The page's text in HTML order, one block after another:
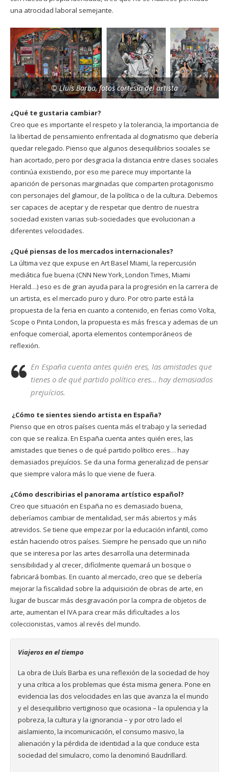
una atrocidad laboral semejante.
© Lluís Barba, fotos cortesía del artista
¿Qué te gustaria cambiar?
Creo que es importante el respeto y la tolerancia, la importancia de
la libertad de pensamiento enfrentada al dogmatismo que debería
quedar relegado. Pienso que algunos desequilibrios sociales se
han acortado, pero por desgracia la distancia entre clases sociales
continúa existiendo, por eso me parece muy importante la
aparición de personas marginadas que comparten protagonismo
con personajes del glamour, de la política o de la cultura. Debemos
ser capaces de aceptar y de respetar que dentro de nuestra
sociedad existen varias sub-sociedades que evolucionan a
diferentes velocidades.
¿Qué piensas de los mercados internacionales?
La última vez que expuse en Art Basel Miami, la repercusión
mediática fue buena (CNN New York, London Times, Miami
Herald…) eso es de gran ayuda para la progresión en la carrera de
un artista, es el mercado puro y duro. Por otro parte está la
propuesta de la feria en cuanto a contenido, en ferias como Volta,
Scope o Pinta London, la propuesta es más fresca y ademas de un
enfoque comercial, aporta elementos contemporáneos de
reflexión.
En España cuenta antes quién eres, las amistades que
tienes o de qué partido político eres… hay demasiados
prejuícios.
¿Cómo te sientes siendo artista en España?
Pienso que en otros países cuenta más el trabajo y la seriedad
con que se realiza. En España cuenta antes quién eres, las
amistades que tienes o de qué partido político eres… hay
demasiados prejuícios. Se da una forma generalizad de pensar
que siempre valora más lo que viene de fuera.
¿Cómo describirias el panorama artístico español?
Creo que situación en España no es demasiado buena,
deberíamos cambiar de mentalidad, ser más abiertos y más
atrevidos. Se tiene que empezar por la educación infantil, como
están haciendo otros países. Siempre he pensado que un niño
que se interesa por las artes desarrolla una determinada
sensibilidad y al crecer, difícilmente quemará un bosque o
fabricará bombas. En cuanto al mercado, creo que se debería
mejorar la fiscalidad sobre la adquisición de obras de arte, en
lugar de buscar más desgravación por la compra de objetos de
arte, aumentan el IVA para crear más dificultades a los
coleccionistas, vamos al revés del mundo.
Viajeros en el tiempo
La obra de Lluís Barba es una reflexión de la sociedad de hoy
y una crítica a los problemas que ésta misma genera. Pone en
evidencia las dos velocidades en las que avanza la el mundo
y el desequilibrio vertiginoso que ocasiona – la opulencia y la
pobreza, la cultura y la ignorancia – y por otro lado el
aislamiento, la incomunicación, el consumo masivo, la
alienación y la pérdida de identidad a la que conduce esta
sociedad del simulacro, como la denominó Baudrillard.